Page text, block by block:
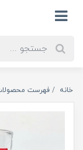
خانه فهرست